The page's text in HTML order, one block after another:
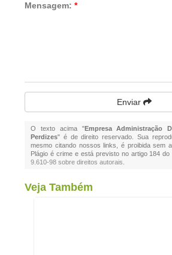
Mensagem:*
Enviar
O texto acima "Empresa Administração
Perdizes" é de direito reservado. Sua
mesmo citando nossos links, é proibida sem
Plágio é crime e está previsto no artigo 184 do
9.610-98 sobre direitos autorais
Veja Também